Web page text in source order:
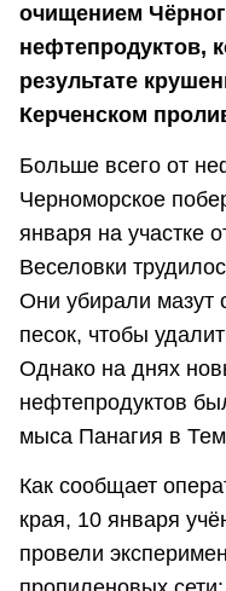
очищением
нефтепродуктов,
результате
Керченском
Больше всего от
Черноморское
января на участке
Веселовки
Они убирали мазут
песок, чтобы
Однако на днях
нефтепродуктов
мыса Панагия в
Как сообщает
края, 10 января
провели